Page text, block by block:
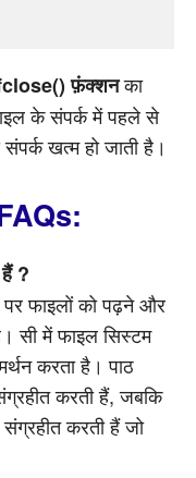
फ़ंक्शनका
के संपर्क में पहले से
खत्म हो जाती है।
?
फाइलों को पढ़ने और
सी में फाइल सिस्टम
करता है। पाठ
करती हैं, जबकि
संग्रहीत करती हैं जो